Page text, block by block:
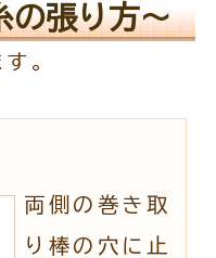
の張り方～
。
両側の巻き取
り棒の穴に止